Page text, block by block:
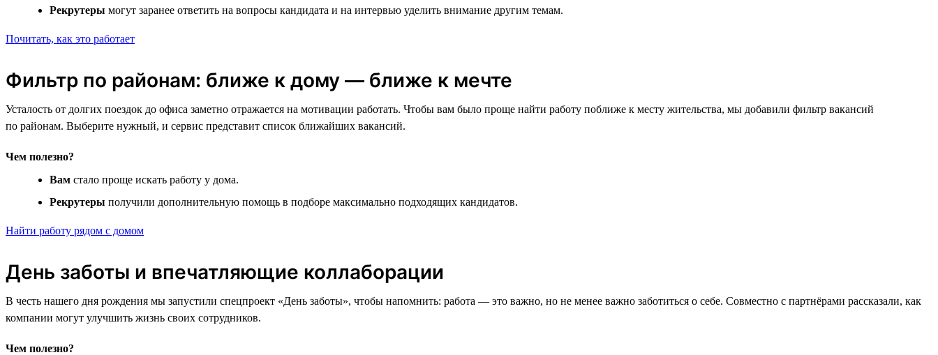
Рекрутеры могут заранее ответить на вопросы кандидата и на интервью уделить внимание другим темам.
Почитать, как это работает
Фильтр по районам: ближе к дому — ближе к мечте
Усталость от долгих поездок до офиса заметно отражается на мотивации работать. Чтобы вам было проще найти работу поближе к месту жительства, мы добавили фильтр вакансий
по районам. Выберите нужный, и сервис представит список ближайших вакансий.
Чем полезно?
Вам стало проще искать работу у дома.
Рекрутеры получили дополнительную помощь в подборе максимально подходящих кандидатов.
Найти работу рядом с домом
День заботы и впечатляющие коллаборации
В честь нашего дня рождения мы запустили спецпроект «День заботы», чтобы напомнить: работа — это важно, но не менее важно заботиться о себе. Совместно с партнёрами рассказали, как
компании могут улучшить жизнь своих сотрудников.
Чем полезно?